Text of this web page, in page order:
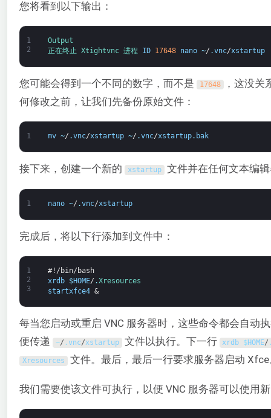
您将看到以下输出：
1
2
Output
正在终止 Xtightvnc 进程 ID 17648 nano ~/ .vnc/xstartup
您可能会得到一个不同的数字，而不是 17648 ，这没关
何修改之前，让我们先备份原始文件：
1 mv ~/ .vnc/xstartup ~/ .vnc/xstartup. bak
接下来，创建一个新的 xstartup 文件并在任何文本编
1 nano ~/ .vnc/xstartup
完成后，将以下行添加到文件中：
1
2
3
#!/bin/bash
xrdb
$HOME/ .Xresources
startxfce4 &
每当您启动或重启 VNC 服务器时，这些命令都会自动
便传递
~/ .vnc/xstartup 文件以执行。下一行 xrdb $HOME/
Xresources 文件。最后，最后一行要求服务器启动
我们需要使该文件可执行，以便 VNC 服务器可以使用